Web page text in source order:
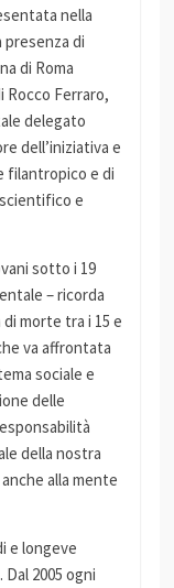
nella
presenza di
di Roma
Rocco Ferraro,
delegato
dell’iniziativa e
filantropico e di
e
sotto i 19
– ricorda
morte tra i 15 e
va affrontata
sociale e
delle
della nostra
alla mente
e longeve
2005 ogni